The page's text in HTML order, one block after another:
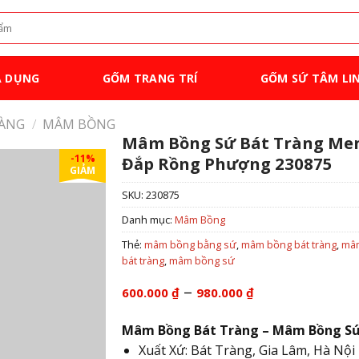
DỤNG GỐM TRANG TRÍ GỐM SỨ TÂM
/ MÂM BỒNG
-11%
GIẢM
Mâm Bồng Sứ Bát Tràng
Đắp Rồng Phượng 230875
SKU: 230875
Danh mục: Mâm Bồng
Thẻ: mâm bồng bằng sứ,mâm bồng bát tràng,
bát tràng,mâm bồng sứ
600.000 ₫ – 980.000 ₫Khoảng
từ
600.000 ₫
đến
Mâm Bồng Bát Tràng – Mâm Bồng
Xuất Xứ: Bát Tràng, Gia Lâm, Hà Nội